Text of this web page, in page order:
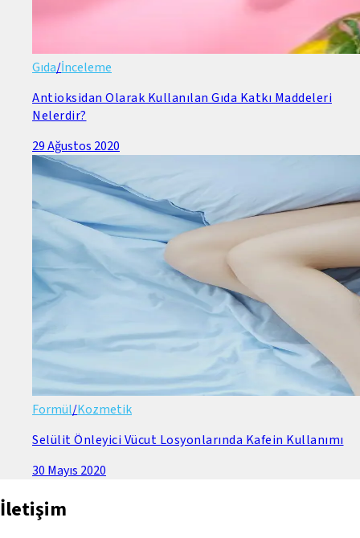
Gıda/İnceleme
Antioksidan Olarak Kullanılan Gıda Katkı Maddeleri
Nelerdir?
29 Ağustos 2020
Formül/Kozmetik
Selülit Önleyici Vücut Losyonlarında Kafein Kullanımı
30 Mayıs 2020
İletişim